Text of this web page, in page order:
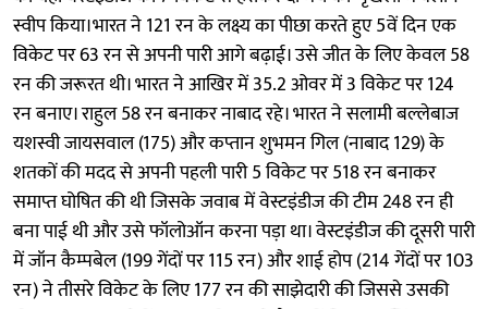
स्वीप किया।भारत ने 121 रन के लक्ष्य का पीछा करते हुए 5वें दिन एक
विकेट पर 63 रन से अपनी पारी आगे बढ़ाई। उसे जीत के लिए केवल 58
रन की जरूरत थी। भारत ने आखिर में 35.2 ओवर में 3 विकेट पर 124
रन बनाए। राहुल 58 रन बनाकर नाबाद रहे। भारत ने सलामी बल्लेबाज
यशस्वी जायसवाल (175) और कप्तान शुभमन गिल (नाबाद 129) के
शतकों की मदद से अपनी पहली पारी 5 विकेट पर 518 रन बनाकर
समाप्त घोषित की थी जिसके जवाब में वेस्टइंडीज की टीम 248 रन ही
बना पाई थी और उसे फॉलोऑन करना पड़ा था। वेस्टइंडीज की दूसरी पारी
में जॉन कैम्पबेल (199 गेंदों पर 115 रन) और शाई होप (214 गेंदों पर 103
रन) ने तीसरे विकेट के लिए 177 रन की साझेदारी की जिससे उसकी